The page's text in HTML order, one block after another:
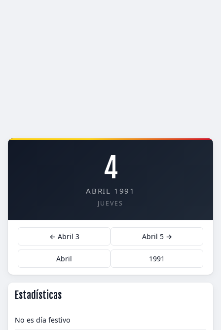
4
ABRIL 1991
JUEVES
← Abril 3 Abril 5 →
Abril 1991
Estadísticas
No es día festivo